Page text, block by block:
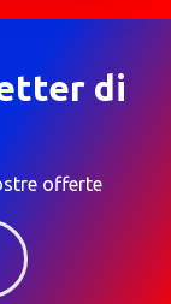
di
offerte